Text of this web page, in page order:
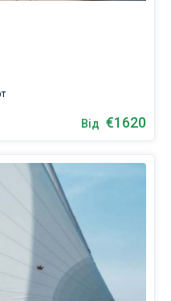
Від €1620
результати(7)